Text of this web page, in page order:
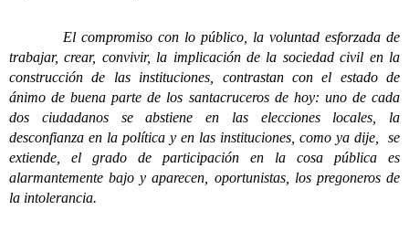
El compromiso con lo público, la voluntad esforzada de
trabajar, crear, convivir, la implicación de la sociedad civil en la
construcción de las instituciones, contrastan con el estado de
ánimo de buena parte de los santacruceros de hoy: uno de cada
dos ciudadanos se abstiene en las elecciones locales, la
desconfianza en la política y en las instituciones, como ya dije, se
extiende, el grado de participación en la cosa pública es
alarmantemente bajo y aparecen, oportunistas, los pregoneros de
la intolerancia.